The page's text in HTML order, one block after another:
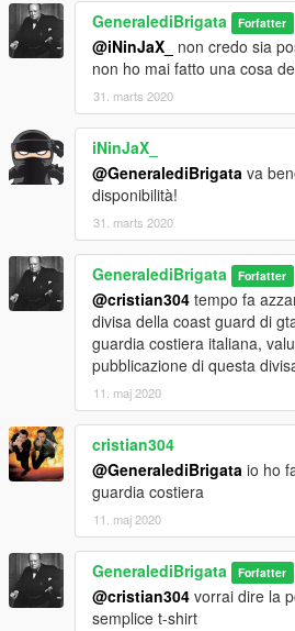
GeneralediBrigata Forfatter
@iNinJaX_
non credo sia
non ho mai fatto una cosa
31. marts 2020
iNinJaX_
@GeneralediBrigata va
disponibilità!
31. marts 2020
GeneralediBrigata Forfatter
@cristian304 tempo fa
divisa della coast guard di
guardia costiera italiana,
pubblicazione di questa
11. maj 2020
cristian304
@GeneralediBrigata io ho
guardia costiera
11. maj 2020
GeneralediBrigata Forfatter
@cristian304 vorrai dire la
semplice t-shirt